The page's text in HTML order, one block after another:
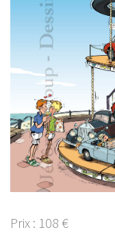
Prix : 108 €